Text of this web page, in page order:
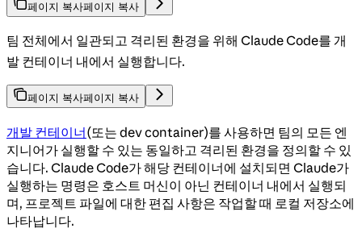
페이지 복사페이지 복사
팀 전체에서 일관되고 격리된 환경을 위해 Claude Code를 개
발 컨테이너 내에서 실행합니다.
페이지 복사페이지 복사
개발 컨테이너(또는 dev container)를 사용하면 팀의 모든 엔
지니어가 실행할 수 있는 동일하고 격리된 환경을 정의할 수 있
습니다. Claude Code가 해당 컨테이너에 설치되면 Claude가
실행하는 명령은 호스트 머신이 아닌 컨테이너 내에서 실행되
며, 프로젝트 파일에 대한 편집 사항은 작업할 때 로컬 저장소에
나타납니다.